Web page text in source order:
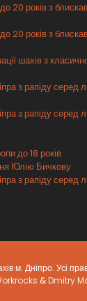
20 років з
20 років з
шахів з
з рапіду серед
з рапіду серед
до 18 років
Юлію Бичкову
з рапіду серед
м. Дніпро. Усі
&Dmitry